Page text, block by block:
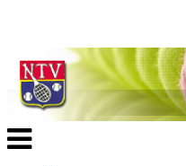
Veksle
navigasjon